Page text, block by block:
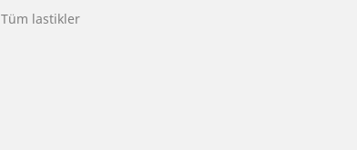
Tüm lastikler